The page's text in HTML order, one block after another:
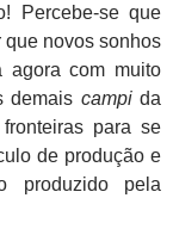
Percebe-se que
novos sonhos
agora com muito
demais campida
para se
de produção e
produzido pela